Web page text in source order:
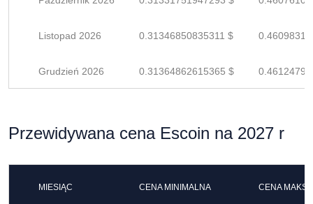
Listopad 2026 0.31346850835311 $
Grudzień 2026 0.31364862615365 $
Przewidywana cena Escoin na 2027 r
MIESIĄC CENA MINIMALNA CENA